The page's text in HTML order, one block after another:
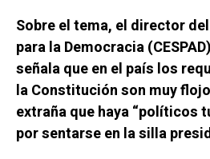
Sobre el tema, el director
para la Democracia
señala que en el país los
la Constitución son muy
extraña que haya “políticos
por sentarse en la silla